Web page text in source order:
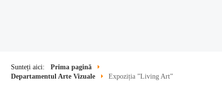
Sunteți aici:
Prima pagină
Departamentul Arte Vizuale
Expoziția ”Living Art”